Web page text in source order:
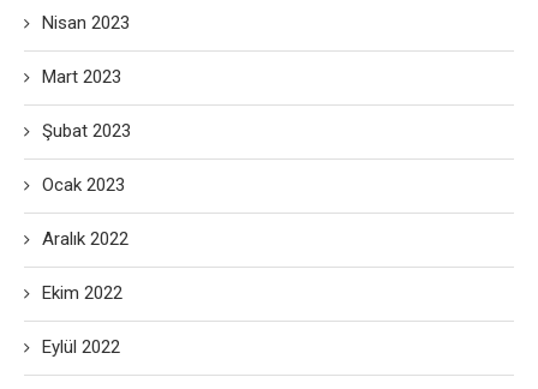
Nisan 2023
Mart 2023
Şubat 2023
Ocak 2023
Aralık 2022
Ekim 2022
Eylül 2022